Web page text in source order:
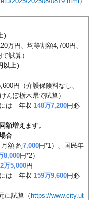
万円、均等割額4,700円、
試算）
上）
円（介護保険料なし、
んぽ栃木県で試算）
には 年収 148万7,200円必
額増えます。
合
月額 約7,000円*1）、国民年
8,000円*2）
2万5,000円
には 年収 159万9,600円必
に試算（ https://www.city.ut